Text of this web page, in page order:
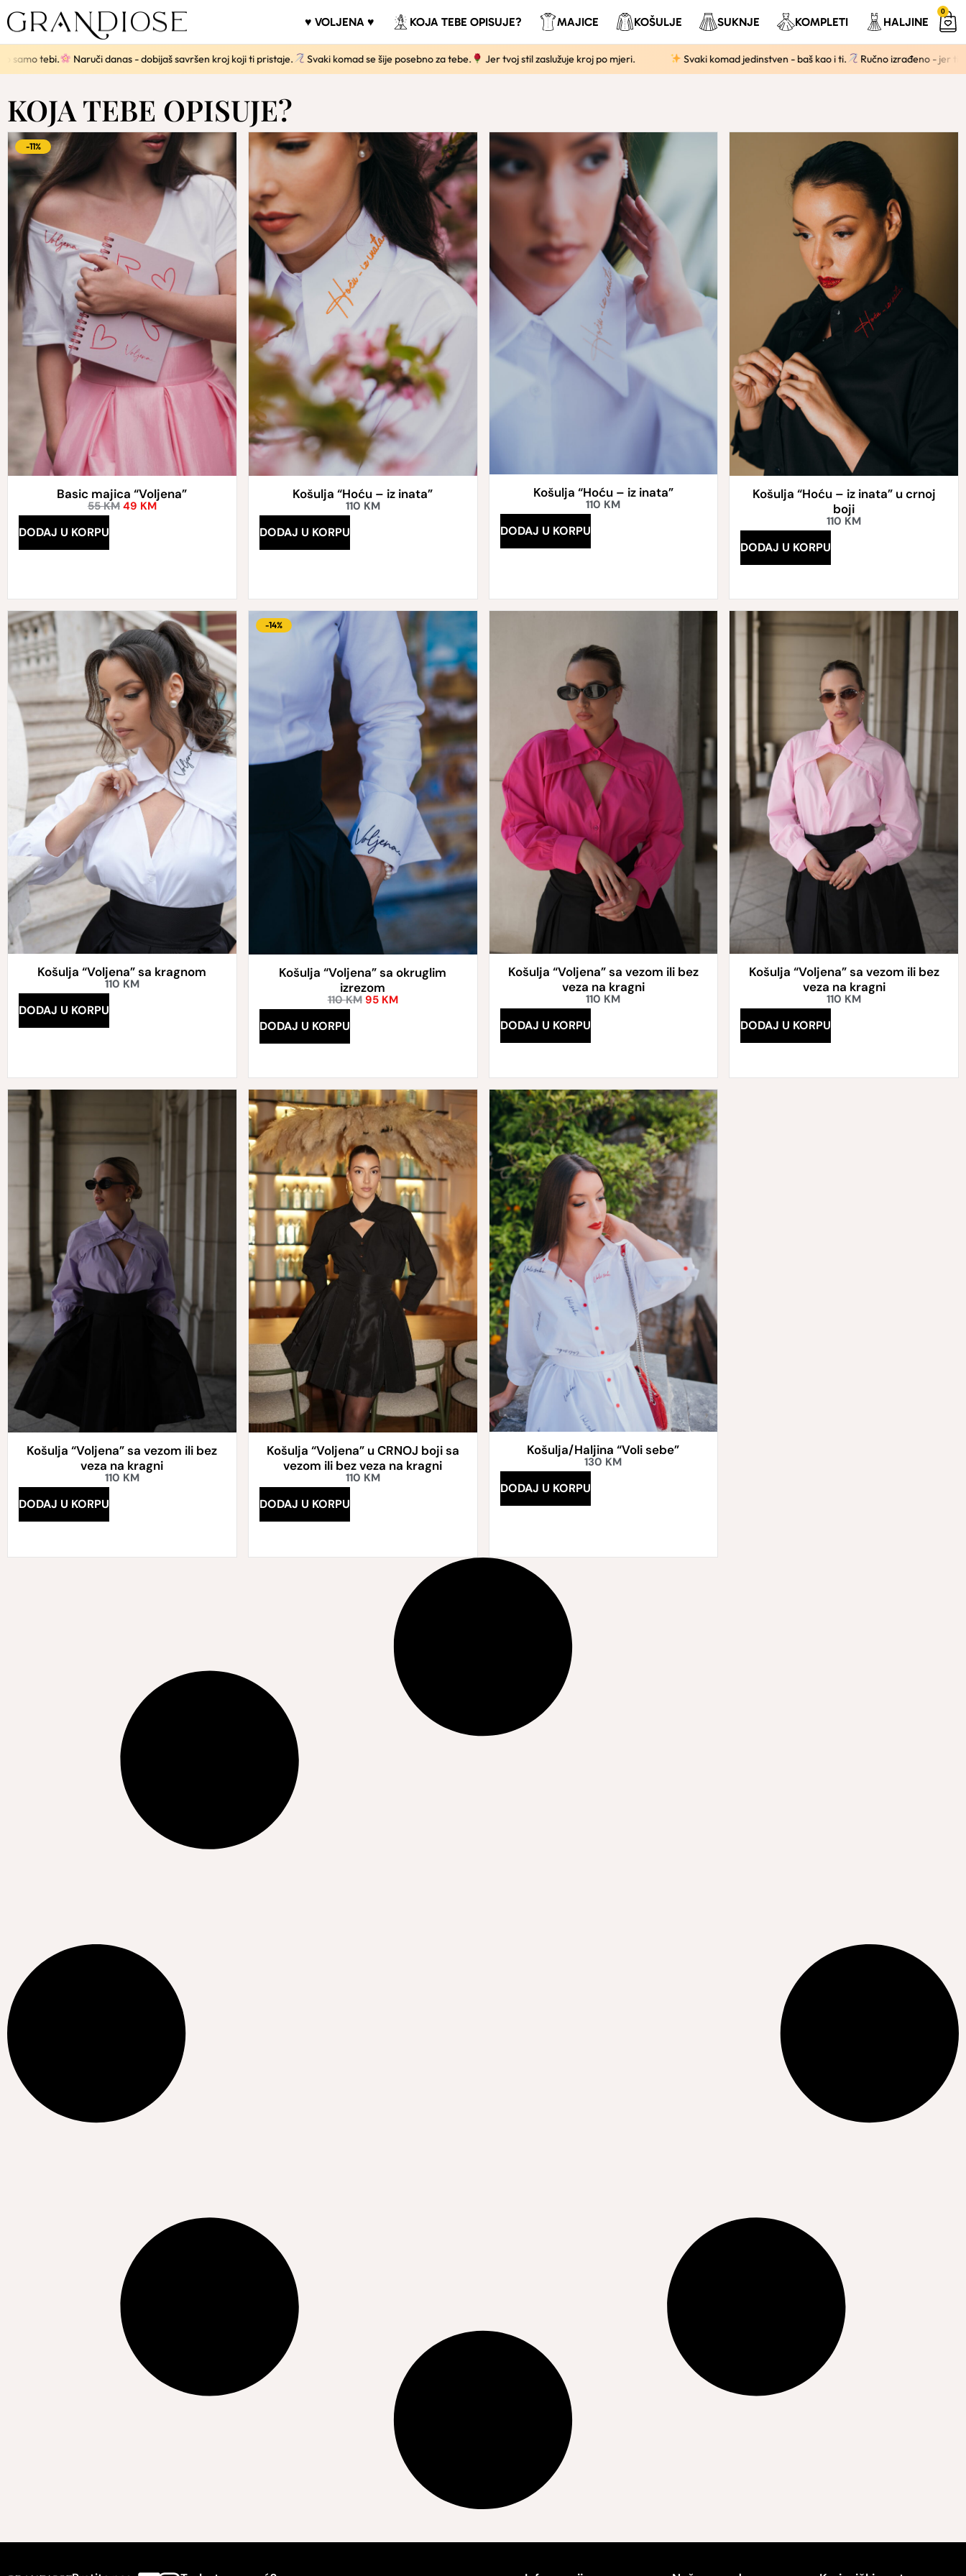
♥ VOLJENA ♥ KOJA TEBE OPISUJE? MAJICE KOŠULJE SUKNJE KOMPLETI HALJINE
0
Naruči danas - dobijaš savršen kroj koji ti pristaje. Svaki komad se šije posebno za tebe. Jer tvoj stil zaslužuje kroj po mjeri. Svaki komad jedinstven - baš kao i ti. Ručno izrađeno - jer ti zaslužuješ
KOJA TEBE OPISUJE?
-11%
Basic majica “Voljena”
55KM 49 KM
DODAJ U KORPU
Košulja “Hoću – iz inata”
110 KM
DODAJ U KORPU
Košulja “Hoću – iz inata”
110 KM
DODAJ U KORPU
Košulja “Hoću – iz inata” u crnoj
boji
110 KM
DODAJ U KORPU
Košulja “Voljena” sa kragnom
110 KM
DODAJ U KORPU
-14%
Košulja “Voljena” sa okruglim
izrezom
110KM 95 KM
DODAJ U KORPU
Košulja “Voljena” sa vezom ili bez
veza na kragni
110 KM
DODAJ U KORPU
Košulja “Voljena” sa vezom ili bez
veza na kragni
110 KM
DODAJ U KORPU
Košulja “Voljena” sa vezom ili bez
veza na kragni
110 KM
DODAJ U KORPU
Košulja “Voljena” u CRNOJ boji sa
vezom ili bez veza na kragni
110 KM
DODAJ U KORPU
Košulja/Haljina “Voli sebe”
130 KM
DODAJ U KORPU